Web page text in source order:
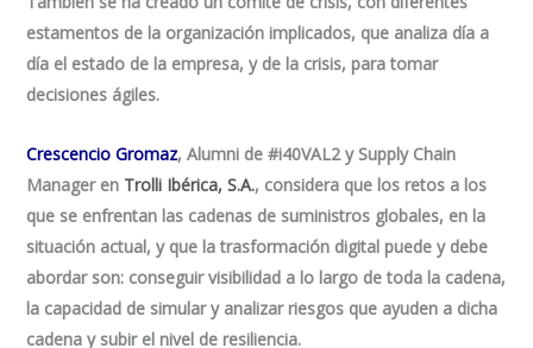
estamentos de la organización implicados, que analiza día a
día el estado de la empresa, y de la crisis, para tomar
decisiones ágiles.
Crescencio Gromaz, Alumni de #i40VAL2 y Supply Chain
Manager en Trolli Ibérica, S.A., considera que los retos a los
que se enfrentan las cadenas de suministros globales, en la
situación actual, y que la trasformación digital puede y debe
abordar son: conseguir visibilidad a lo largo de toda la cadena,
la capacidad de simular y analizar riesgos que ayuden a dicha
cadena y subir el nivel de resiliencia.